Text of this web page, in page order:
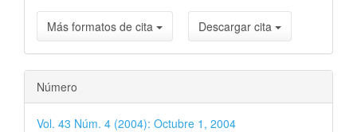
Más formatos de cita Descargar cita
Número
Vol. 43 Núm. 4 (2004): Octubre 1, 2004